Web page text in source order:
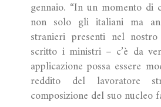
gennaio. “In un momento di
non solo gli italiani ma
stranieri presenti nel
scritto i ministri – c’è da
applicazione possa essere
reddito del lavoratore
composizione del suo nucleo